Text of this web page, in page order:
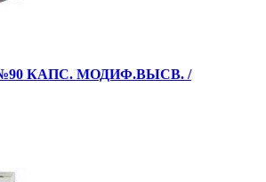
КАПС. МОДИФ.ВЫСВ. /